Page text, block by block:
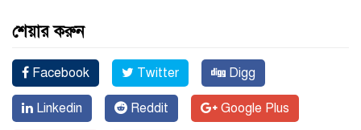
শেয়ার করুন
Facebook Twitter Digg
Linkedin Reddit Google Plus